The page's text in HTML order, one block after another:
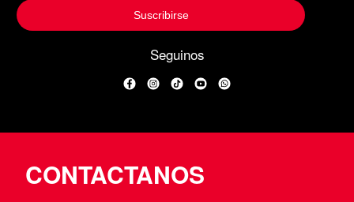
Suscribirse
Seguinos
FacebookInstagram
TikTokYouTubeWhatsApp
CONTACTANOS